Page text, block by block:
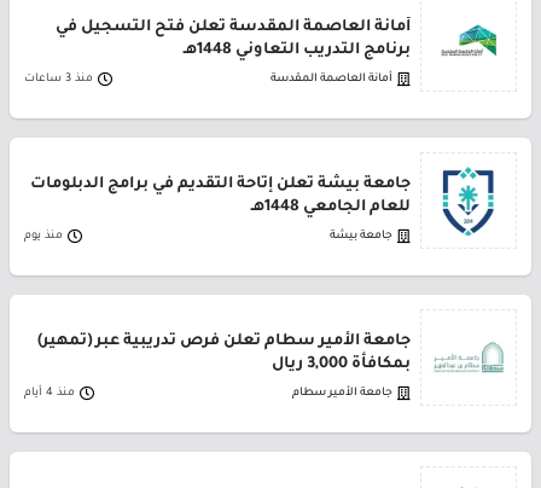
أمانة العاصمة المقدسة تعلن فتح التسجيل في
برنامج التدريب التعاوني 1448هـ
أمانة العاصمة المقدسة منذ 3 ساعات
جامعة بيشة تعلن إتاحة التقديم في برامج الدبلومات
للعام الجامعي 1448هـ
جامعة بيشة منذ يوم
جامعة الأمير سطام تعلن فرص تدريبية عبر (تمهير)
بمكافأة 3,000 ريال
جامعة الأمير سطام منذ 4 أيام